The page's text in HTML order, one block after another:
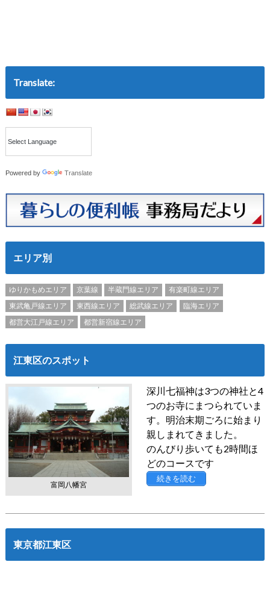
Translate:
Powered by Translate
エリア別
ゆりかもめエリア 京葉線 半蔵門線エリア
有楽町線エリア
東武亀戸線エリア
東西線エリア 総武線エリア
臨海エリア
都営大江戸線エリア
都営新宿線エリア
江東区のスポット
富岡八幡宮
深川七福神は3つの神社と4
つのお寺にまつられていま
す。明治末期ごろに始まり
親しまれてきました。
のんびり歩いても2時間ほ
どのコースです
続きを読む
東京都江東区